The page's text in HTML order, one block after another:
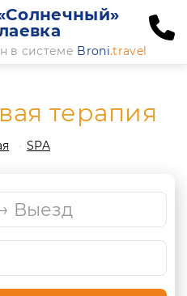
в системе Broni.travel
терапия
SPA